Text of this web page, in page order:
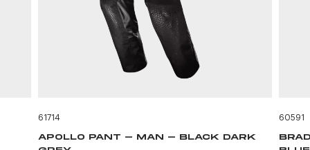
61714
APOLLO PANT - MAN - BLACK DARK
60591